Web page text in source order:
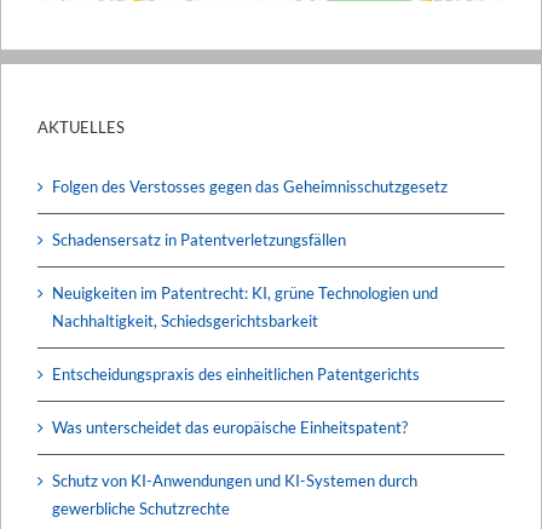
AKTUELLES
Folgen des Verstosses gegen das Geheimnisschutzgesetz
Schadensersatz in Patentverletzungsfällen
Neuigkeiten im Patentrecht: KI, grüne Technologien und
Nachhaltigkeit, Schiedsgerichtsbarkeit
Entscheidungspraxis des einheitlichen Patentgerichts
Was unterscheidet das europäische Einheitspatent?
Schutz von KI-Anwendungen und KI-Systemen durch
gewerbliche Schutzrechte